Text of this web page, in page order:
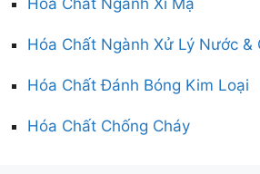
Hóa Chất Ngành Xi Mạ
Hóa Chất Ngành Xử Lý Nước &
Hóa Chất Đánh Bóng Kim Loại
Hóa Chất Chống Cháy